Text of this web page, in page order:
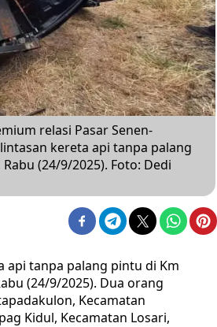
relasi Pasar Senen-
kereta api tanpa palang
(24/9/2025). Foto: Dedi
api tanpa palang pintu di Km
(24/9/2025). Dua orang
Kecamatan
Kidul, Kecamatan Losari,